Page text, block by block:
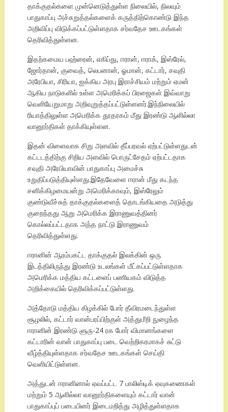
தாக்குதல்களை முன்னெடுத்துள்ள நிலையில், நிலவும்
பாதுகாப்பு அச்சுறுத்தல்களைக் கருத்திற்கொண்டு இந்த
அறிவிப்பு விடுக்கப்பட்டுள்ளதாக சர்வதேச ஊடகங்கள்
தெரிவித்துள்ளன.
இதற்கமைய பஹ்ரைன், எகிப்து, ஈரான், ஈராக், இஸ்ரேல்,
ஜோர்தான், குவைத், லெபனான், ஓமான், கட்டார், சவுதி
அரேபியா, சிரியா, ஐக்கிய அரபு இராச்சியம் மற்றும் ஏமன்
ஆகிய நாடுகளில் உள்ள அமெரிக்கப் பிரஜைகள் இவ்வாறு
வெளியேறுமாறு அறிவுறுத்தப்பட்டுள்ளனர்.இந்நிலையில்
ரியாத்திலுள்ள அமெரிக்க தூதரகம் மீது இரண்டு ஆளில்லா
வானூர்திகள் தாக்கியுள்ளன.
இதன் விளைவாக சிறு அளவில் தீப்பரவல் ஏற்பட்டுள்ளதுடன்
கட்டடத்திற்கு சிறிய அளவில் பொருட்சேதம் ஏற்பட்டதாக
சவுதி அரேபியாவின் பாதுகாப்பு அமைச்சு
உறுதிப்படுத்தியுள்ளது.இதேவேளை ஈரான் மீது கடந்த
சனிக்கிழமையன்று அமெரிக்காவும், இஸ்ரேலும்
குண்டுவீச்சுத் தாக்குதல்களைத் தொடங்கியதை அடுத்து
குறைந்தது ஆறு அமெரிக்க இராணுவத்தினர்
கொல்லப்பட்டதாக அந்த நாட்டு இராணுவம்
தெரிவித்துள்ளது.
ஈரானின் ஆரம்பகட்ட தாக்குதல் இலக்கின் ஒரு
இடத்திலிருந்து இரண்டு உடலங்கள் மீட்கப்பட்டுள்ளதாக
அமெரிக்க மத்திய கட்டளைப் பணியகம் விடுத்த
அறிக்கையில் தெரிவிக்கப்பட்டுள்ளது.
அத்தோடு மத்திய கிழக்கில் போர் தீவிரமடைந்துள்ள
சூழலில், கட்டார் வான்பரப்பிற்குள் அத்துமீறி நுழைந்த
ஈரானின் இரண்டு ளுரு-24 ரக போர் விமானங்களை
கட்டாரின் வான் பாதுகாப்பு படை வெற்றிகரமாகச் சுட்டு
வீழ்த்தியுள்ளதாக சர்வதேச ஊடகங்கள் செய்தி
வெளியிட்டுள்ளன.
அத்துடன் ஈரானினால் ஏவப்பட்ட 7 பாலிஸ்டிக் ஏவுகணைகள்
மற்றும் 5 ஆளில்லா வானூர்திகளையும் கட்டார் வான்
பாதுகாப்புப் படையினர் இடைமறித்து அழித்துள்ளதாக